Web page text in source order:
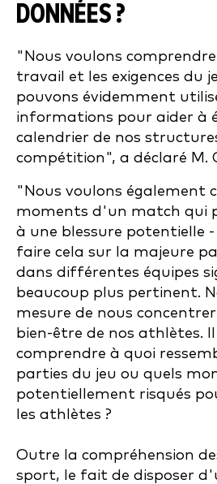
DONNÉES ?
"Nous voulons
travail et les exigences du
pouvons évidemment
informations pour aider à
calendrier de nos
compétition", a déclaré M.
"Nous voulons également
moments d'un match qui
à une blessure potentielle
faire cela sur la majeure
dans différentes équipes
beaucoup plus pertinent.
mesure de nous
bien-être de nos athlètes.
comprendre à quoi
parties du jeu ou quels
potentiellement risqués
les athlètes ?
Outre la compréhension
sport, le fait de disposer